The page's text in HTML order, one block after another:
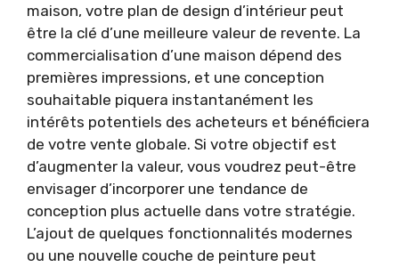
maison, votre plan de design d’intérieur peut
être la clé d’une meilleure valeur de revente. La
commercialisation d’une maison dépend des
premières impressions, et une conception
souhaitable piquera instantanément les
intérêts potentiels des acheteurs et bénéficiera
de votre vente globale. Si votre objectif est
d’augmenter la valeur, vous voudrez peut-être
envisager d’incorporer une tendance de
conception plus actuelle dans votre stratégie.
L’ajout de quelques fonctionnalités modernes
ou une nouvelle couche de peinture peut